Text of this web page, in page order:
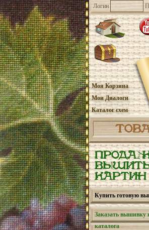
Логин
Моя Корзина
Мои Диалоги
Каталог схем
КАРТИН
Купить готовую
Заказать вышивку
каталога